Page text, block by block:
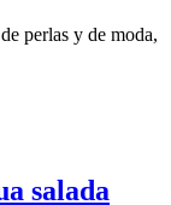
perlas y de moda,
salada